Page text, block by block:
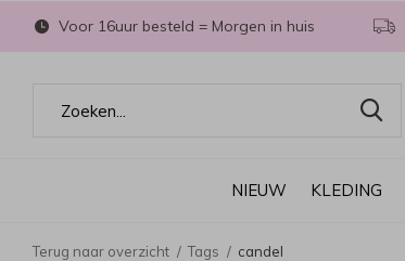
NIEUW KLEDING
Voor 16uur besteld = Morgen in huis
Terug naar overzicht Tags candel